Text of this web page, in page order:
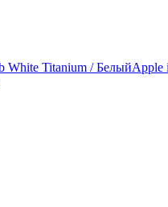
Apple